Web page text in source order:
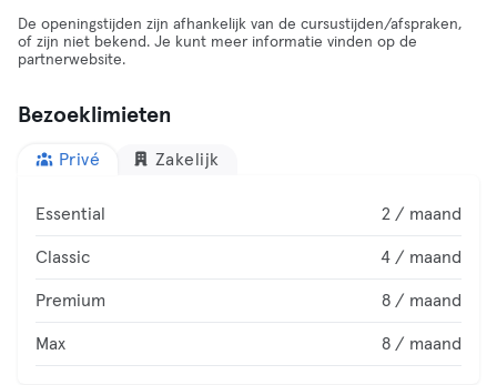
De openingstijden zijn afhankelijk van de cursustijden/afspraken,
of zijn niet bekend. Je kunt meer informatie vinden op de
partnerwebsite.
Bezoeklimieten
Privé Zakelijk
Essential 2 / maand
Classic 4 / maand
Premium 8 / maand
Max 8 / maand